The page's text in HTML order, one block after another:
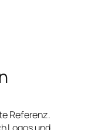
Referenz.
Logos und